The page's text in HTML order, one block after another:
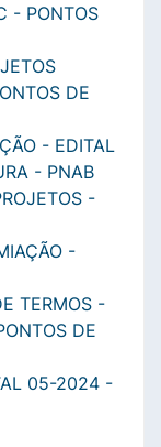
- PONTOS
DE
- EDITAL
- PNAB
-
-
TERMOS -
DE
05-2024 -